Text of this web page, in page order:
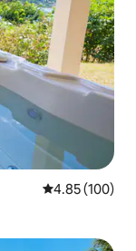
Calificación
4.85 (100)